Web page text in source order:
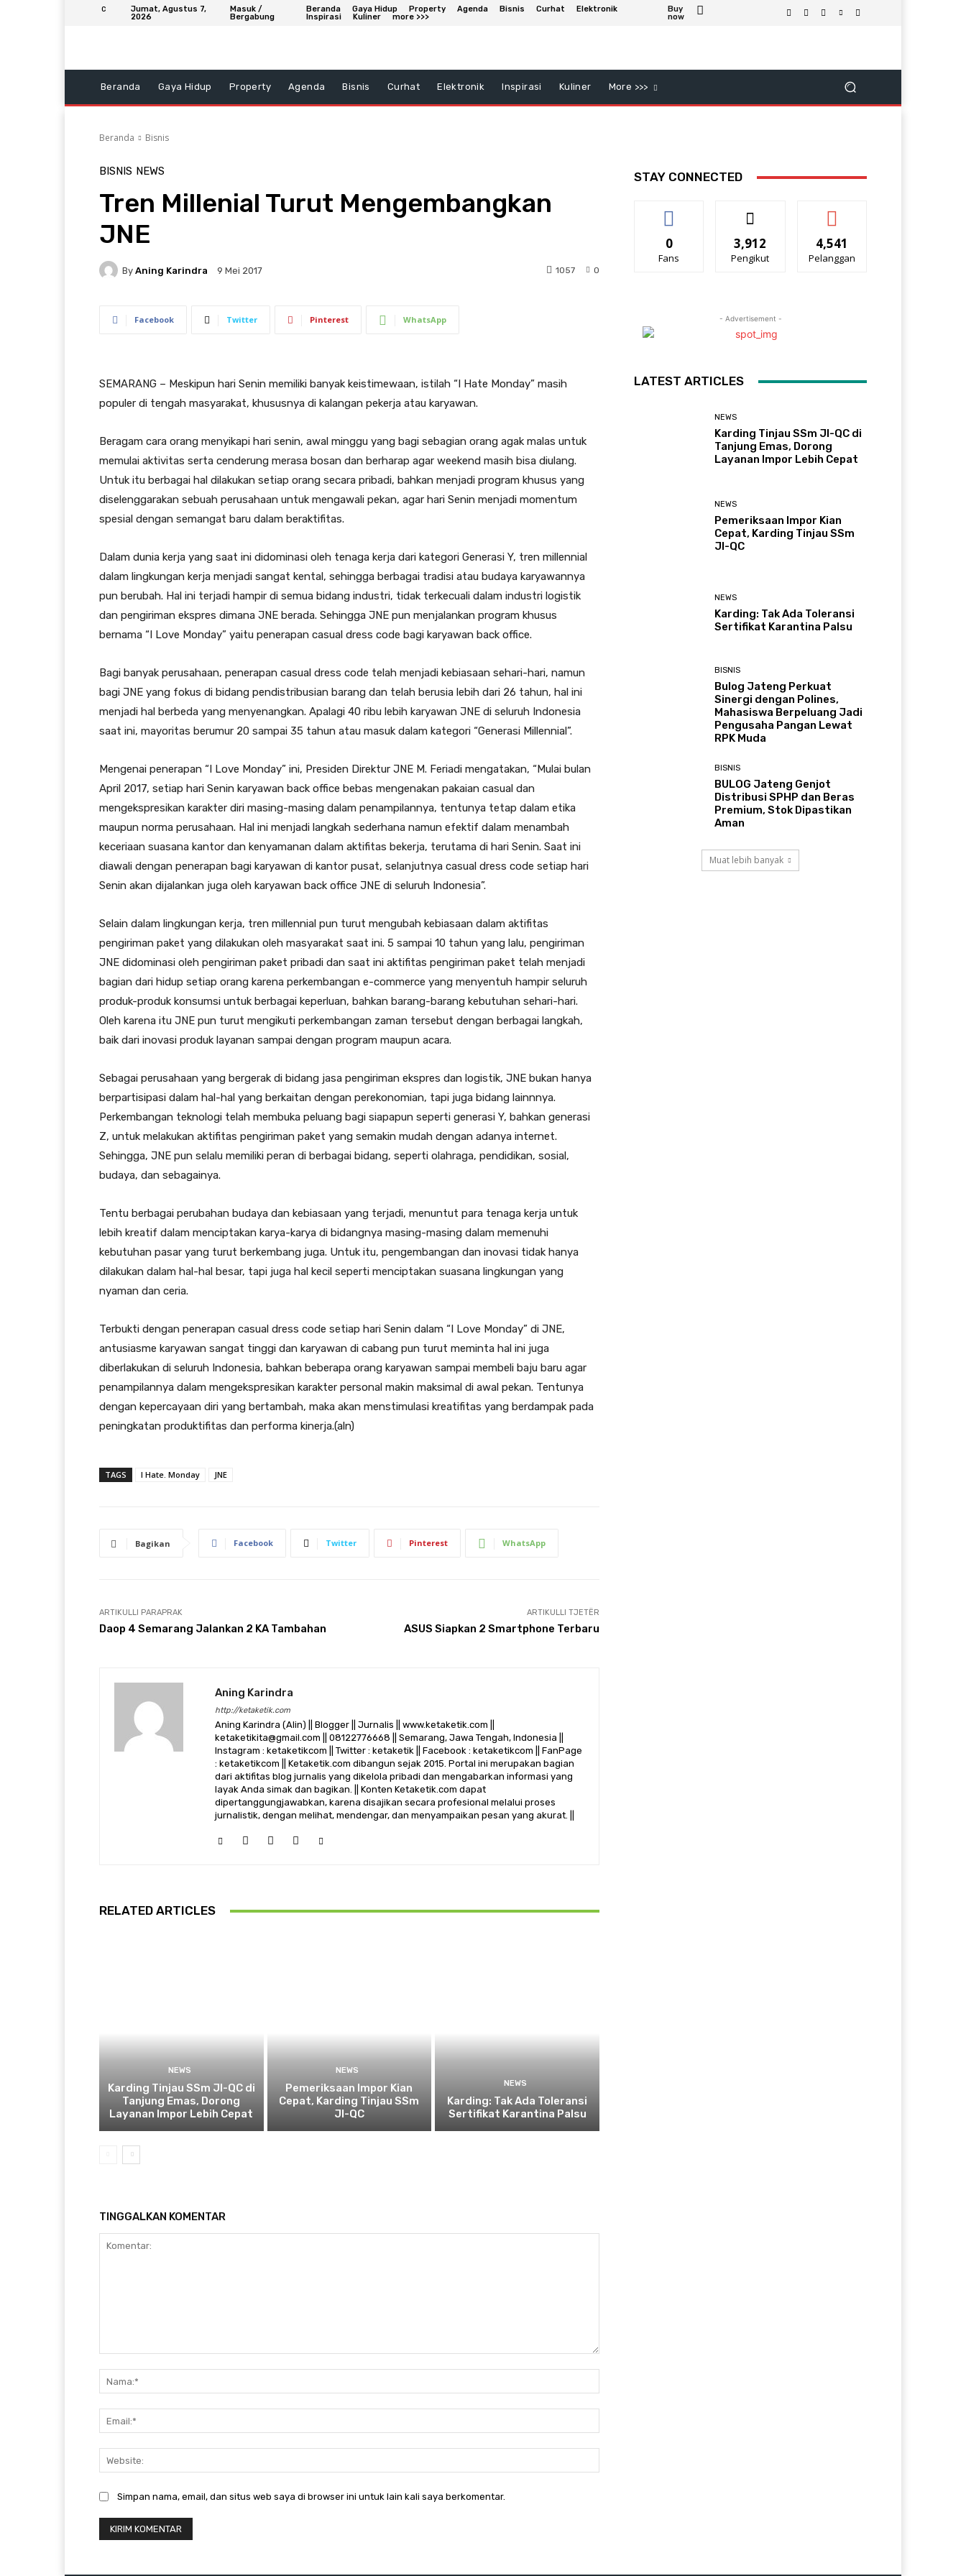
C
Jumat, Agustus 7,
2026
Masuk /
Bergabung
Beranda Gaya Hidup Property Agenda Bisnis Curhat
Elektronik
Inspirasi
Kuliner more >>>
Buy
now
Beranda Gaya Hidup Property Agenda Bisnis Curhat Elektronik Inspirasi Kuliner More >>>
Beranda Bisnis
BISNIS NEWS
Tren Millenial Turut Mengembangkan
JNE
By Aning Karindra 9 Mei 2017 0
1057
Facebook Twitter Pinterest WhatsApp
SEMARANG – Meskipun hari Senin memiliki banyak keistimewaan, istilah “I Hate Monday” masih
populer di tengah masyarakat, khususnya di kalangan pekerja atau karyawan.
Beragam cara orang menyikapi hari senin, awal minggu yang bagi sebagian orang agak malas untuk
memulai aktivitas serta cenderung merasa bosan dan berharap agar weekend masih bisa diulang.
Untuk itu berbagai hal dilakukan setiap orang secara pribadi, bahkan menjadi program khusus yang
diselenggarakan sebuah perusahaan untuk mengawali pekan, agar hari Senin menjadi momentum
spesial dengan semangat baru dalam beraktifitas.
Dalam dunia kerja yang saat ini didominasi oleh tenaga kerja dari kategori Generasi Y, tren millennial
dalam lingkungan kerja menjadi sangat kental, sehingga berbagai tradisi atau budaya karyawannya
pun berubah. Hal ini terjadi hampir di semua bidang industri, tidak terkecuali dalam industri logistik
dan pengiriman ekspres dimana JNE berada. Sehingga JNE pun menjalankan program khusus
bernama “I Love Monday” yaitu penerapan casual dress code bagi karyawan back office.
Bagi banyak perusahaan, penerapan casual dress code telah menjadi kebiasaan sehari-hari, namun
bagi JNE yang fokus di bidang pendistribusian barang dan telah berusia lebih dari 26 tahun, hal ini
menjadi hal berbeda yang menyenangkan. Apalagi 40 ribu lebih karyawan JNE di seluruh Indonesia
saat ini, mayoritas berumur 20 sampai 35 tahun atau masuk dalam kategori “Generasi Millennial”.
Mengenai penerapan “I Love Monday” ini, Presiden Direktur JNE M. Feriadi mengatakan, “Mulai bulan
April 2017, setiap hari Senin karyawan back office bebas mengenakan pakaian casual dan
mengekspresikan karakter diri masing-masing dalam penampilannya, tentunya tetap dalam etika
maupun norma perusahaan. Hal ini menjadi langkah sederhana namun efektif dalam menambah
keceriaan suasana kantor dan kenyamanan dalam aktifitas bekerja, terutama di hari Senin. Saat ini
diawali dengan penerapan bagi karyawan di kantor pusat, selanjutnya casual dress code setiap hari
Senin akan dijalankan juga oleh karyawan back office JNE di seluruh Indonesia”.
Selain dalam lingkungan kerja, tren millennial pun turut mengubah kebiasaan dalam aktifitas
pengiriman paket yang dilakukan oleh masyarakat saat ini. 5 sampai 10 tahun yang lalu, pengiriman
JNE didominasi oleh pengiriman paket pribadi dan saat ini aktifitas pengiriman paket telah menjadi
bagian dari hidup setiap orang karena perkembangan e-commerce yang menyentuh hampir seluruh
produk-produk konsumsi untuk berbagai keperluan, bahkan barang-barang kebutuhan sehari-hari.
Oleh karena itu JNE pun turut mengikuti perkembangan zaman tersebut dengan berbagai langkah,
baik dari inovasi produk layanan sampai dengan program maupun acara.
Sebagai perusahaan yang bergerak di bidang jasa pengiriman ekspres dan logistik, JNE bukan hanya
berpartisipasi dalam hal-hal yang berkaitan dengan perekonomian, tapi juga bidang lainnnya.
Perkembangan teknologi telah membuka peluang bagi siapapun seperti generasi Y, bahkan generasi
Z, untuk melakukan aktifitas pengiriman paket yang semakin mudah dengan adanya internet.
Sehingga, JNE pun selalu memiliki peran di berbagai bidang, seperti olahraga, pendidikan, sosial,
budaya, dan sebagainya.
Tentu berbagai perubahan budaya dan kebiasaan yang terjadi, menuntut para tenaga kerja untuk
lebih kreatif dalam menciptakan karya-karya di bidangnya masing-masing dalam memenuhi
kebutuhan pasar yang turut berkembang juga. Untuk itu, pengembangan dan inovasi tidak hanya
dilakukan dalam hal-hal besar, tapi juga hal kecil seperti menciptakan suasana lingkungan yang
nyaman dan ceria.
Terbukti dengan penerapan casual dress code setiap hari Senin dalam “I Love Monday” di JNE,
antusiasme karyawan sangat tinggi dan karyawan di cabang pun turut meminta hal ini juga
diberlakukan di seluruh Indonesia, bahkan beberapa orang karyawan sampai membeli baju baru agar
penampilannya dalam mengekspresikan karakter personal makin maksimal di awal pekan. Tentunya
dengan kepercayaan diri yang bertambah, maka akan menstimulasi kreatifitas yang berdampak pada
peningkatan produktifitas dan performa kinerja.(aln)
TAGS I Hate. Monday JNE
Bagikan Facebook Twitter Pinterest WhatsApp
ARTIKULLI PARAPRAK
Daop 4 Semarang Jalankan 2 KA Tambahan
ARTIKULLI TJETËR
ASUS Siapkan 2 Smartphone Terbaru
Aning Karindra
http://ketaketik.com
Aning Karindra (Alin) || Blogger || Jurnalis || www.ketaketik.com ||
ketaketikita@gmail.com || 08122776668 || Semarang, Jawa Tengah, Indonesia ||
Instagram : ketaketikcom || Twitter : ketaketik || Facebook : ketaketikcom || FanPage
: ketaketikcom || Ketaketik.com dibangun sejak 2015. Portal ini merupakan bagian
dari aktifitas blog jurnalis yang dikelola pribadi dan mengabarkan informasi yang
layak Anda simak dan bagikan. || Konten Ketaketik.com dapat
dipertanggungjawabkan, karena disajikan secara profesional melalui proses
jurnalistik, dengan melihat, mendengar, dan menyampaikan pesan yang akurat. ||
RELATED ARTICLES
NEWS
Karding Tinjau SSm JI-QC di
Tanjung Emas, Dorong
Layanan Impor Lebih Cepat
NEWS
Pemeriksaan Impor Kian
Cepat, Karding Tinjau SSm
JI-QC
NEWS
Karding: Tak Ada Toleransi
Sertifikat Karantina Palsu
TINGGALKAN KOMENTAR
Simpan nama, email, dan situs web saya di browser ini untuk lain kali saya berkomentar.
STAY CONNECTED
0
Fans
3,912
Pengikut
4,541
Pelanggan
- Advertisement -
LATEST ARTICLES
NEWS
Karding Tinjau SSm JI-QC di
Tanjung Emas, Dorong
Layanan Impor Lebih Cepat
NEWS
Pemeriksaan Impor Kian
Cepat, Karding Tinjau SSm
JI-QC
NEWS
Karding: Tak Ada Toleransi
Sertifikat Karantina Palsu
BISNIS
Bulog Jateng Perkuat
Sinergi dengan Polines,
Mahasiswa Berpeluang Jadi
Pengusaha Pangan Lewat
RPK Muda
BISNIS
BULOG Jateng Genjot
Distribusi SPHP dan Beras
Premium, Stok Dipastikan
Aman
Muat lebih banyak